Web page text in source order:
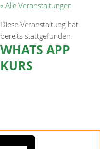
« Alle Veranstaltungen
Diese Veranstaltung hat
bereits stattgefunden.
WHATS APP
KURS